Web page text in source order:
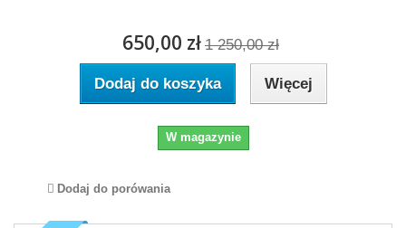
650,00 zł 1 250,00 zł
Dodaj do koszyka Więcej
W magazynie
Dodaj do porówania